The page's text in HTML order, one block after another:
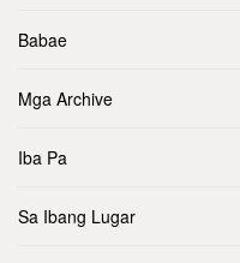
Babae
Mga Archive
Iba Pa
Sa Ibang Lugar